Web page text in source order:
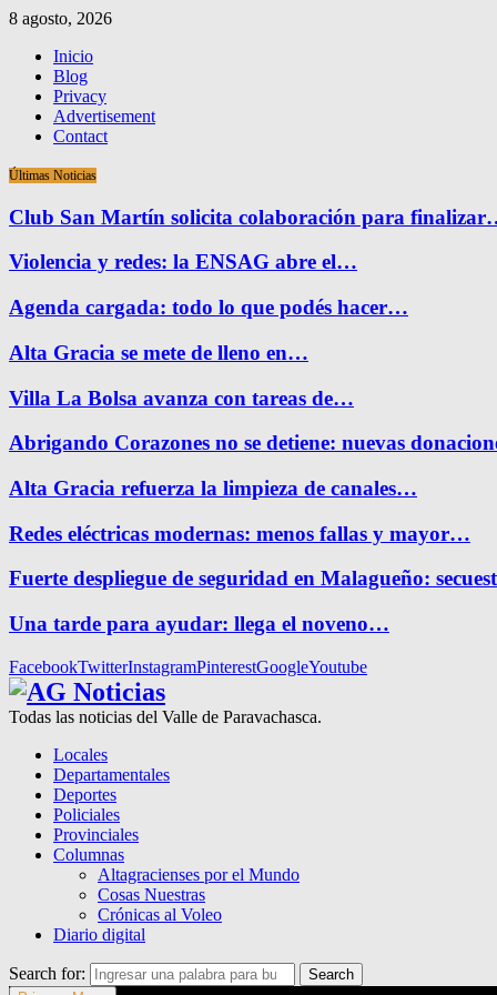
8 agosto, 2026
Inicio
Blog
Privacy
Advertisement
Contact
Últimas Noticias
Club San Martín solicita colaboración para
Violencia y redes: la ENSAG abre el…
Agenda cargada: todo lo que podés hacer…
Alta Gracia se mete de lleno en…
Villa La Bolsa avanza con tareas de…
Abrigando Corazones no se detiene: nuevas
Alta Gracia refuerza la limpieza de canales…
Redes eléctricas modernas: menos fallas y mayor…
Fuerte despliegue de seguridad en Malagueño:
Una tarde para ayudar: llega el noveno…
FacebookTwitterInstagramPinterestGoogleYoutube
Todas las noticias del Valle de Paravachasca.
Locales
Departamentales
Deportes
Policiales
Provinciales
Columnas
Altagracienses por el Mundo
Cosas Nuestras
Crónicas al Voleo
Diario digital
Search for:
Search